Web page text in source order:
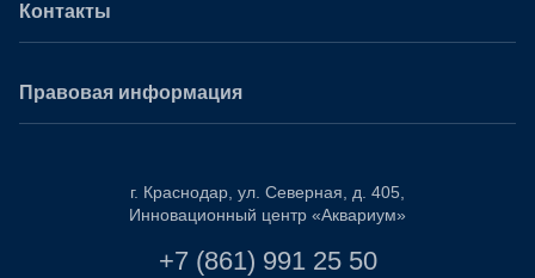
Контакты
Правовая информация
г. Краснодар, ул. Северная, д. 405,
Инновационный центр «Аквариум»
+7 (861) 991 25 50